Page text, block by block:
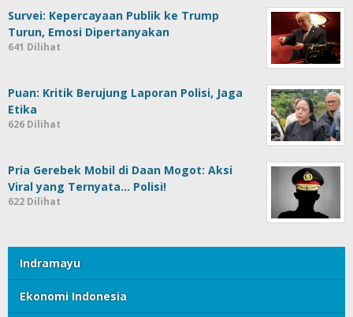
Survei: Kepercayaan Publik ke Trump
Turun, Emosi Dipertanyakan
641 Dilihat
Puan: Kritik Berujung Laporan Polisi, Jaga
Etika
626 Dilihat
Pria Gerebek Mobil di Daan Mogot: Aksi
Viral yang Ternyata… Polisi!
622 Dilihat
Indramayu
Ekonomi Indonesia